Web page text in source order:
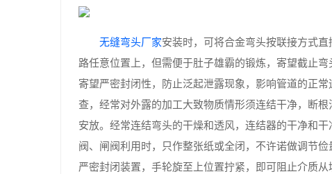
无缝弯头厂家安装时，可将合金弯头按联接方式
路任意位置上，但需便于肚子雄霸的锻炼，寄望截止
寄望严密封闭性，防止泛起泄露现象，影响管道的正
查，经常对外露的加工大致物质情形须连结干净，断
安放。经常连结弯头的干燥和透风，连结器的干净和
阀、闸阀利用时，只作整张纸或全闭，不许诺做调节
严密封闭装置，手轮旋至上位置拧紧，即可阻止介质